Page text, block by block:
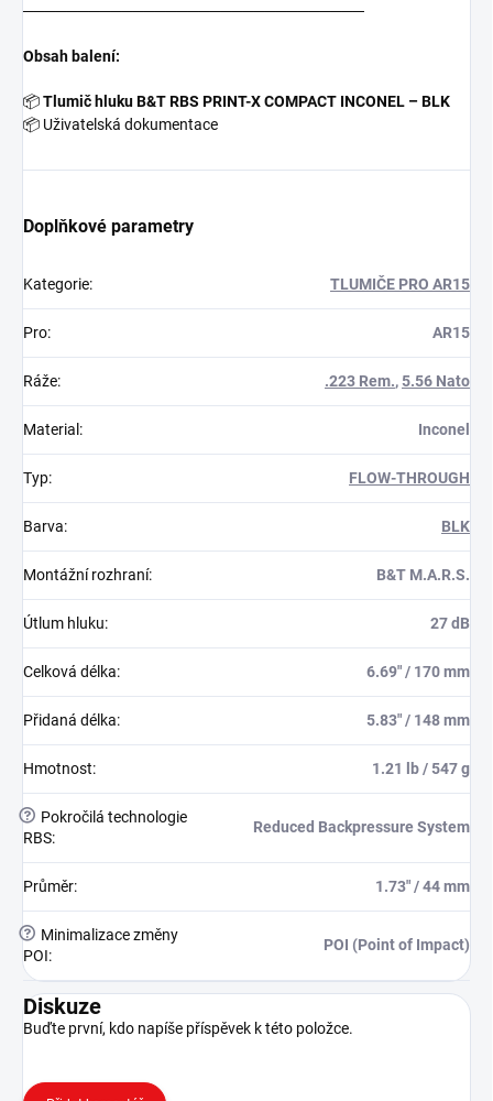
───────────────────────────────
Obsah balení:
📦Tlumič hluku B&T RBS PRINT-X COMPACT INCONEL – BLK
📦 Uživatelská dokumentace
Doplňkové parametry
Kategorie: TLUMIČE PRO AR15
Pro: AR15
Ráže: .223 Rem.,5.56 Nato
Material : Inconel
Typ: FLOW-THROUGH
Barva: BLK
Montážní rozhraní: B&T M.A.R.S.
Útlum hluku: 27 dB
Celková délka: 6.69" / 170 mm
Přidaná délka: 5.83" / 148 mm
Hmotnost: 1.21 lb / 547 g
?
Pokročilá technologie
RBS:
Reduced Backpressure System
Průměr: 1.73" / 44 mm
?
Minimalizace změny
POI:
POI (Point of Impact)
Diskuze
Buďte první, kdo napíše příspěvek k této položce.